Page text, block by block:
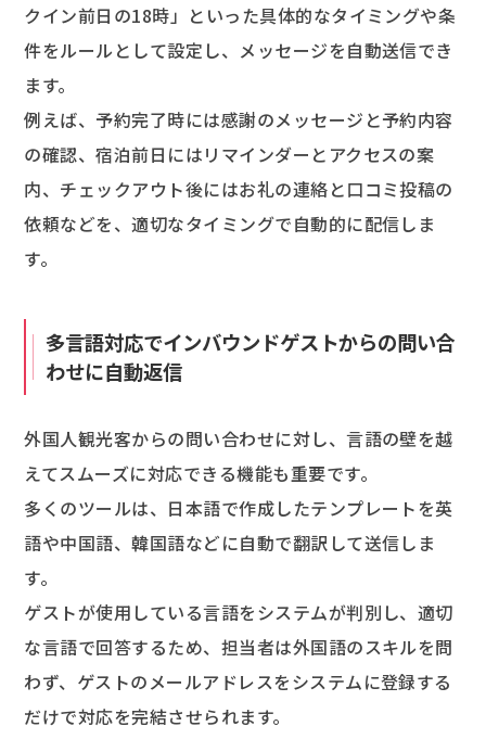
クイン前日の18時」といった具体的なタイミングや条
件をルールとして設定し、メッセージを自動送信でき
ます。
例えば、予約完了時には感謝のメッセージと予約内容
の確認、宿泊前日にはリマインダーとアクセスの案
内、チェックアウト後にはお礼の連絡と口コミ投稿の
依頼などを、適切なタイミングで自動的に配信しま
す。
多言語対応でインバウンドゲストからの問い合
わせに自動返信
外国人観光客からの問い合わせに対し、言語の壁を越
えてスムーズに対応できる機能も重要です。
多くのツールは、日本語で作成したテンプレートを英
語や中国語、韓国語などに自動で翻訳して送信しま
す。
ゲストが使用している言語をシステムが判別し、適切
な言語で回答するため、担当者は外国語のスキルを問
わず、ゲストのメールアドレスをシステムに登録する
だけで対応を完結させられます。